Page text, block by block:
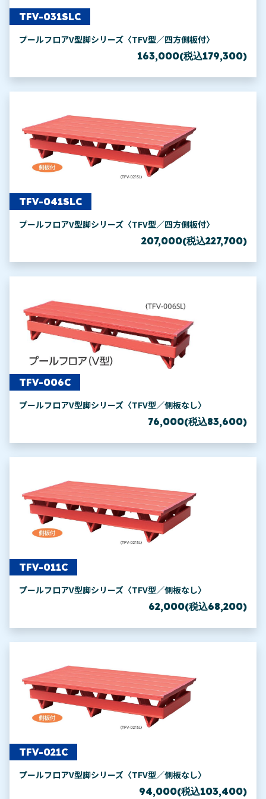
TFV-031SLC
プールフロアV型脚シリーズ〈TFV型／四方側板付〉
163,000(税込179,300)
TFV-041SLC
プールフロアV型脚シリーズ〈TFV型／四方側板付〉
207,000(税込227,700)
TFV-006C
プールフロアV型脚シリーズ〈TFV型／側板なし〉
76,000(税込83,600)
TFV-011C
プールフロアV型脚シリーズ〈TFV型／側板なし〉
62,000(税込68,200)
TFV-021C
プールフロアV型脚シリーズ〈TFV型／側板なし〉
94,000(税込103,400)